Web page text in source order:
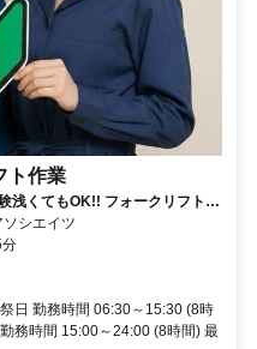
ト作業
浅くてもOK!! フォークリフト免
シエイツ
日 勤務時間 06:30～15:30 (8時
務時間 15:00～24:00 (8時間) 最